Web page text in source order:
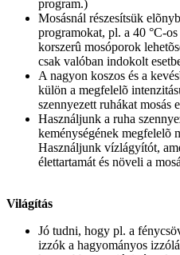
program.)
Mosásnál részesítsük
programokat, pl. a 40 °C-
korszerû mosóporok
csak valóban indokolt
A nagyon koszos és a
külön a megfelelõ
szennyezett ruhákat mosás
Használjunk a ruha
keménységének megfelelõ
Használjunk vízlágyítót,
élettartamát és növeli a
Világítás
Jó tudni, hogy pl. a
izzók a hagyományos